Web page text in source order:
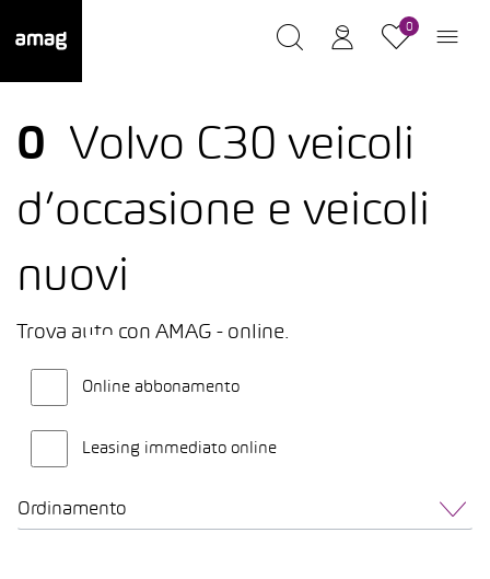
0
0
Volvo C30 veicoli
d’occasione e veicoli
nuovi
Trova auto con AMAG - online.
Online abbonamento
Leasing immediato online
Ordinamento